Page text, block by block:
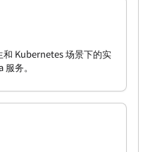
Kubernetes 场景下的实
务。